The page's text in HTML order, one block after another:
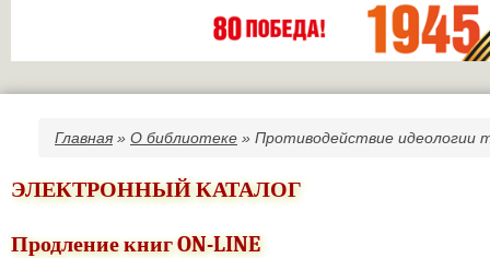
Вы здесь
Главная » О библиотеке » Противодействие идеологии
ЭЛЕКТРОННЫЙ КАТАЛОГ
Продление книг ON-LINE